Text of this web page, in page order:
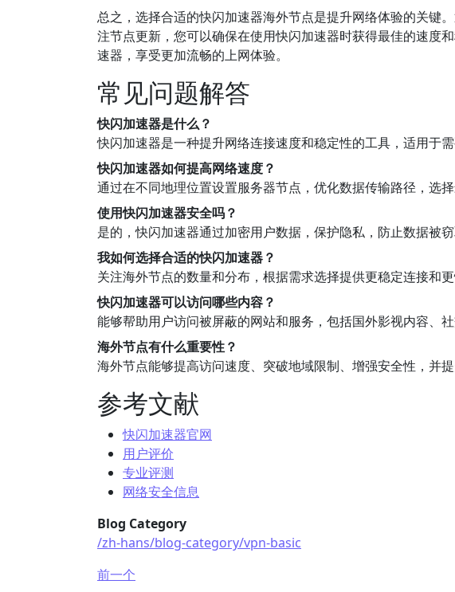
总之，选择合适的快闪加速器海外节点是提升网络体验的关键
注节点更新，您可以确保在使用快闪加速器时获得最佳的速度
速器，享受更加流畅的上网体验。
常见问题解答
快闪加速器是什么？
快闪加速器是一种提升网络连接速度和稳定性的工具，适用于
快闪加速器如何提高网络速度？
通过在不同地理位置设置服务器节点，优化数据传输路径，选
使用快闪加速器安全吗？
是的，快闪加速器通过加密用户数据，保护隐私，防止数据被窃
我如何选择合适的快闪加速器？
关注海外节点的数量和分布，根据需求选择提供更稳定连接和更
快闪加速器可以访问哪些内容？
能够帮助用户访问被屏蔽的网站和服务，包括国外影视内容、
海外节点有什么重要性？
海外节点能够提高访问速度、突破地域限制、增强安全性，并提
参考文献
快闪加速器官网
用户评价
专业评测
网络安全信息
Blog Category
/zh-hans/blog-category/vpn-basic
前一个